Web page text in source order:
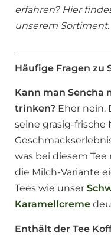
erfahren? Hier
unserem Sortiment.
Häufige Fragen zu
Kann man Sencha
trinken? Eher nein.
seine grasig-frische
was bei diesem
die Milch-Variante
Tees wie unser
Karamellcreme
Enthält der Tee